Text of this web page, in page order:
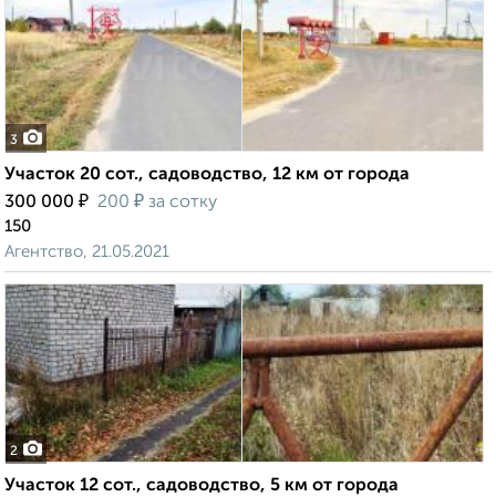
3
Участок 20 сот., садоводство, 12 км от города
300 000 ₽ 200 ₽ за сотку
150
Агентство, 21.05.2021
2
Участок 12 сот., садоводство, 5 км от города